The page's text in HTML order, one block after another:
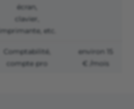
écran,
clavier,
imprimante, etc.
Comptabilité,
compte pro
environ 15
€ /mois